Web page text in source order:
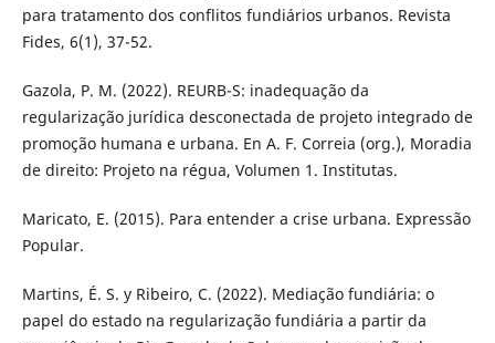
para tratamento dos conflitos fundiários urbanos. Revista
Fides, 6(1), 37-52.
Gazola, P. M. (2022). REURB-S: inadequação da
regularização jurídica desconectada de projeto integrado de
promoção humana e urbana. En A. F. Correia (org.), Moradia
de direito: Projeto na régua, Volumen 1. Institutas.
Maricato, E. (2015). Para entender a crise urbana. Expressão
Popular.
Martins, É. S. y Ribeiro, C. (2022). Mediação fundiária: o
papel do estado na regularização fundiária a partir da